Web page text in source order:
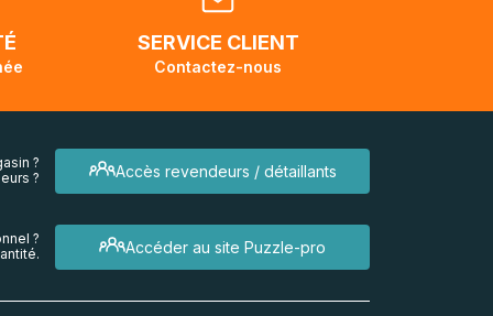
SERVICE CLIENT
Contactez-nous
Accès revendeurs / détaillants
?
?
Accéder au site Puzzle-pro
?